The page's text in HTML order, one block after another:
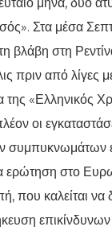
Στα μέσα
βλάβη στη
πριν από λίγες
της «Ελληνικός
οι
συμπυκνωμάτων
ερώτηση στο
που καλείται να